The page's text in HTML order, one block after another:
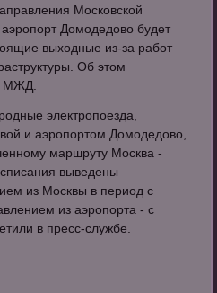
Московской
Домодедово будет
выходные из-за работ
Об этом
МЖД.
электропоезда,
и аэропортом Домодедово,
маршруту Москва -
выведены
из Москвы в период с
из аэропорта - с
в пресс-службе.